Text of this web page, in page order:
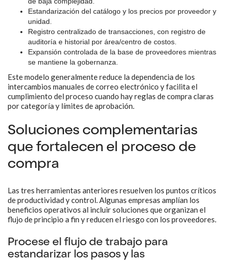
Estandarización del catálogo y los precios por proveedor y
unidad.
Registro centralizado de transacciones, con registro de
auditoría e historial por área/centro de costos.
Expansión controlada de la base de proveedores mientras
se mantiene la gobernanza.
Este modelo generalmente reduce la dependencia de los
intercambios manuales de correo electrónico y facilita el
cumplimiento del proceso cuando hay reglas de compra claras
por categoría y límites de aprobación.
Soluciones complementarias
que fortalecen el proceso de
compra
Las tres herramientas anteriores resuelven los puntos críticos
de productividad y control. Algunas empresas amplían los
beneficios operativos al incluir soluciones que organizan el
flujo de principio a fin y reducen el riesgo con los proveedores.
Procese el flujo de trabajo para
estandarizar los pasos y las